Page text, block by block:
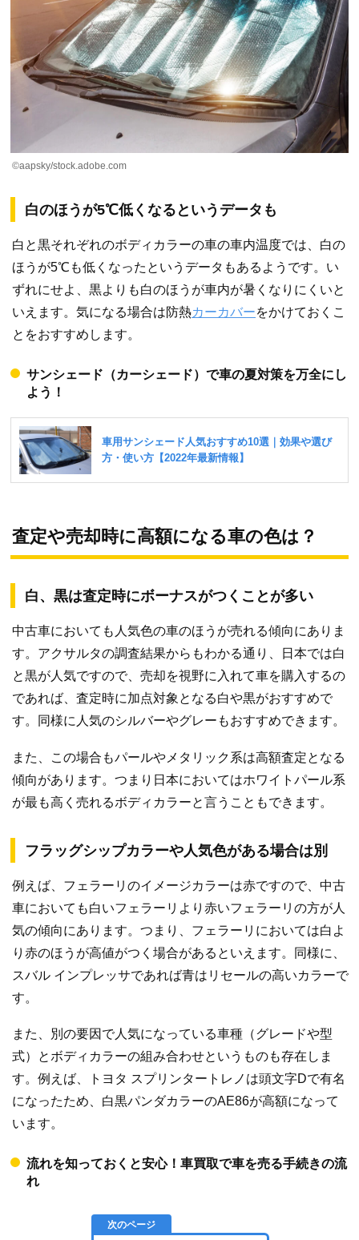
©aapsky/stock.adobe.com
白のほうが5℃低くなるというデータも
白と黒それぞれのボディカラーの車の車内温度では、白の
ほうが5℃も低くなったというデータもあるようです。い
ずれにせよ、黒よりも白のほうが車内が暑くなりにくいと
いえます。気になる場合は防熱カーカバーをかけておくこ
とをおすすめします。
サンシェード（カーシェード）で車の夏対策を万全にし
よう！
査定や売却時に高額になる車の色は？
白、黒は査定時にボーナスがつくことが多い
中古車においても人気色の車のほうが売れる傾向にありま
す。アクサルタの調査結果からもわかる通り、日本では白
と黒が人気ですので、売却を視野に入れて車を購入するの
であれば、査定時に加点対象となる白や黒がおすすめで
す。同様に人気のシルバーやグレーもおすすめできます。
また、この場合もパールやメタリック系は高額査定となる
傾向があります。つまり日本においてはホワイトパール系
が最も高く売れるボディカラーと言うこともできます。
フラッグシップカラーや人気色がある場合は別
例えば、フェラーリのイメージカラーは赤ですので、中古
車においても白いフェラーリより赤いフェラーリの方が人
気の傾向にあります。つまり、フェラーリにおいては白よ
り赤のほうが高値がつく場合があるといえます。同様に、
スバル インプレッサであれば青はリセールの高いカラーで
す。
また、別の要因で人気になっている車種（グレードや型
式）とボディカラーの組み合わせというものも存在しま
す。例えば、トヨタ スプリンタートレノは頭文字Dで有名
になったため、白黒パンダカラーのAE86が高額になって
います。
流れを知っておくと安心！車買取で車を売る手続きの流
れ